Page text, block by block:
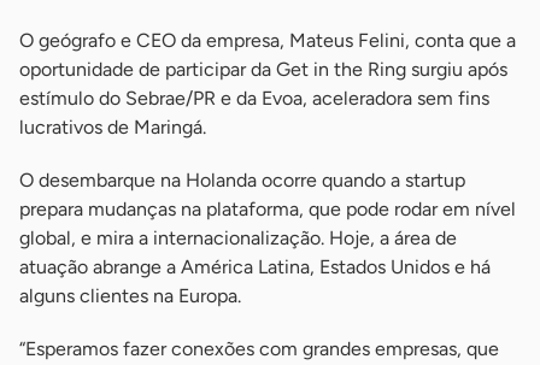
O geógrafo e CEO da empresa, Mateus Felini, conta que a
oportunidade de participar da Get in the Ring surgiu após
estímulo do Sebrae/PR e da Evoa, aceleradora sem fins
lucrativos de Maringá.
O desembarque na Holanda ocorre quando a startup
prepara mudanças na plataforma, que pode rodar em nível
global, e mira a internacionalização. Hoje, a área de
atuação abrange a América Latina, Estados Unidos e há
alguns clientes na Europa.
“Esperamos fazer conexões com grandes empresas, que